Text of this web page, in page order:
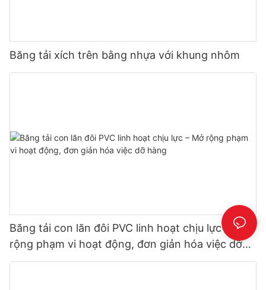
Băng tải xích trên bằng nhựa với khung nhôm
Băng tải con lăn đôi PVC linh hoạt chịu lực – Mở
rộng phạm vi hoạt động, đơn giản hóa việc dỡ
hàng